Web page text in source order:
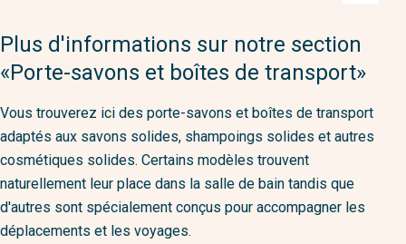
Plus d'informations sur notre section
«Porte-savons et boîtes de transport»
Vous trouverez ici des porte-savons et boîtes de transport
adaptés aux savons solides, shampoings solides et autres
cosmétiques solides. Certains modèles trouvent
naturellement leur place dans la salle de bain tandis que
d'autres sont spécialement conçus pour accompagner les
déplacements et les voyages.